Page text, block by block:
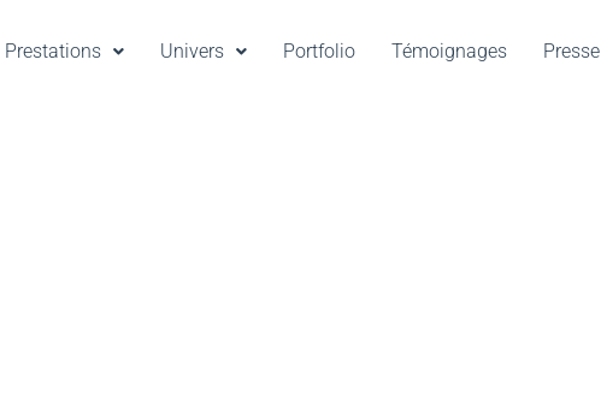
Prestations Univers Portfolio Témoignages Presse